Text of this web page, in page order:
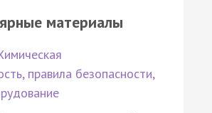
материалы
правила безопасности,